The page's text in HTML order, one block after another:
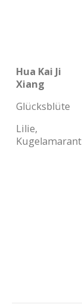
Hua Kai Ji
Xiang
Glücksblüte
Lilie,
Kugelamarant